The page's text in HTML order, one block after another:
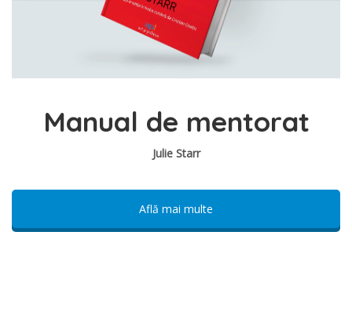
Manual de mentorat
Julie Starr
Află mai multe